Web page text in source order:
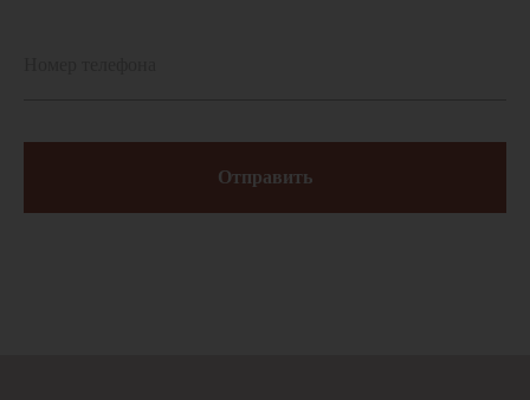
Отправить